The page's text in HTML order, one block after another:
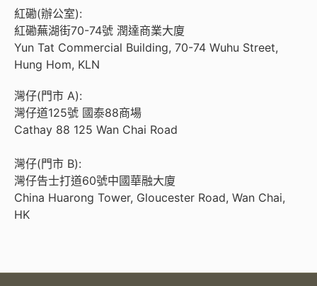
紅磡(辦公室):
紅磡蕪湖街70-74號 潤達商業大廈
Yun Tat Commercial Building, 70-74 Wuhu Street,
Hung Hom, KLN
灣仔(門市 A):
灣仔道125號 國泰88商場
Cathay 88 125 Wan Chai Road
灣仔(門市 B):
灣仔告士打道60號中國華融大廈
China Huarong Tower, Gloucester Road, Wan Chai,
HK